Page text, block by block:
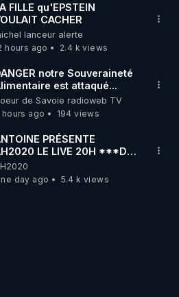
FILLE qu'EPSTEIN
CACHER
lanceur alerte
hours ago
2.4 k views
notre Souveraineté
est attaqué...
de Savoie radioweb TV
hours ago
194 views
PRÉSENTE
LE LIVE 20H ***DU
08/2026***
day ago
5.4 k views